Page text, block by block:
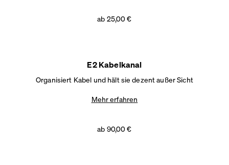
ab 25,00 €
E2 Kabelkanal
Organisiert Kabel und hält sie dezent außer Sicht
Mehr erfahren
ab 90,00 €